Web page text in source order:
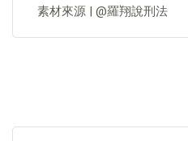
素材來源 | @羅翔說刑法